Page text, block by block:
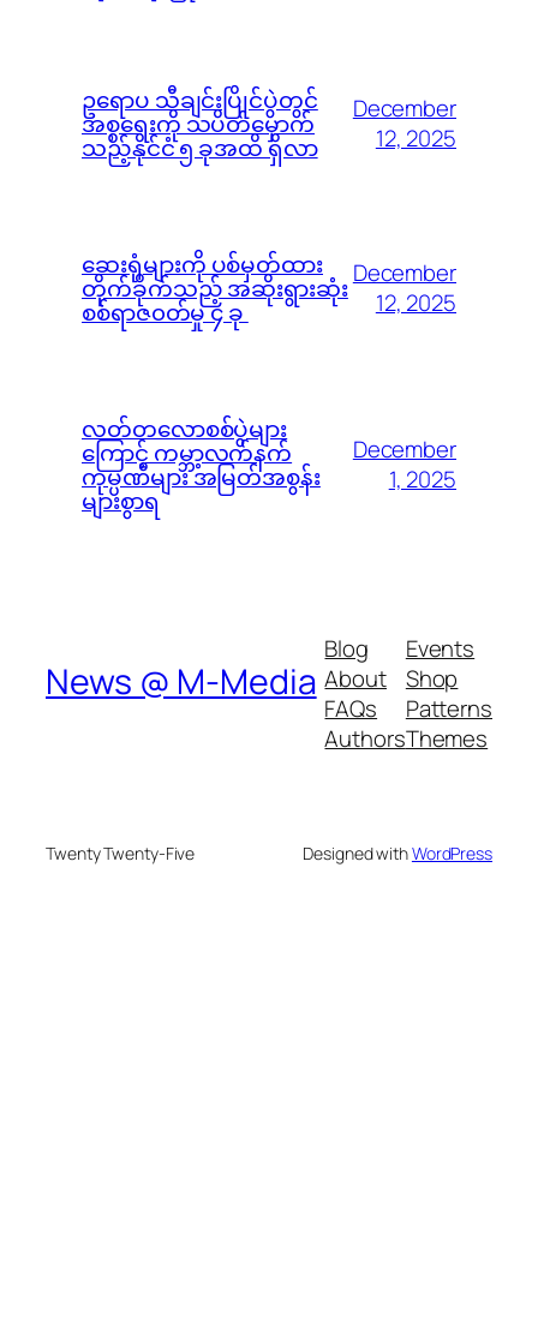
ဥရောပ သီချင်းပြိုင်ပွဲတွင်
အစ္စရေးကို သပိတ်မှောက်
သည့်နိုင်ငံ ၅ ခုအထိ ရှိလာ
December
12, 2025
ဆေးရုံများကို ပစ်မှတ်ထား
တိုက်ခိုက်သည့် အဆိုးရွားဆုံး
စစ်ရာဇ၀တ်မှု ၄ ခု
December
12, 2025
လတ်တလောစစ်ပွဲများ
ကြောင့် ကမ္ဘာ့လက်နက်
ကုမ္ပဏီများ အမြတ်အစွန်း
များစွာရ
December
1, 2025
News @ M-Media
Blog
About
FAQs
Authors
Events
Shop
Patterns
Themes
Twenty Twenty-Five Designed withWordPress